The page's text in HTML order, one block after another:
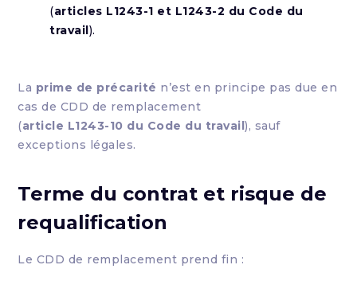
(articles L1243-1 et L1243-2 du Code du
travail).
La prime de précarité n’est en principe pas due en
cas de CDD de remplacement
(article L1243-10 du Code du travail), sauf
exceptions légales.
Terme du contrat et risque de
requalification
Le CDD de remplacement prend fin :